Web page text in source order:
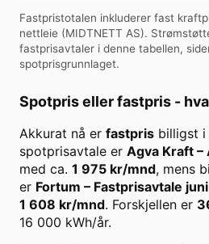
Fastpristotalen inkluderer fast
nettleie (MIDTNETT AS).
fastprisavtaler i denne tabellen,
spotprisgrunnlaget.
Spotpris eller fastpris -
Akkurat nå er fastpris billigst i
spotprisavtale er Agva Kraft –
med ca. 1 975 kr/mnd, mens
er Fortum – Fastprisavtale
1 608 kr/mnd. Forskjellen er
16 000 kWh/år.